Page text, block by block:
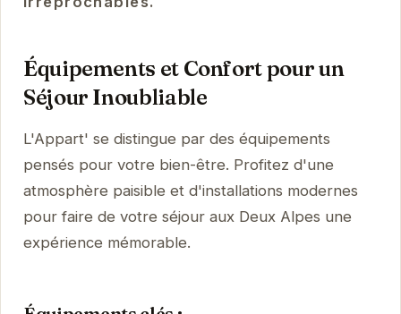
Équipements et Confort pour un
Séjour Inoubliable
L'Appart' se distingue par des équipements
pensés pour votre bien-être. Profitez d'une
atmosphère paisible et d'installations modernes
pour faire de votre séjour aux Deux Alpes une
expérience mémorable.